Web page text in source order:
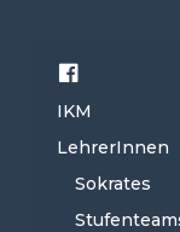
Facebook
IKM
LehrerInnen
Sokrates